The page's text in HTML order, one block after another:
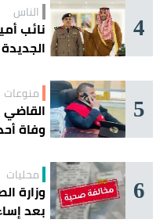
4 الناس
نائب
5 منوعات
وفاة
6 محليات
وزارة
بعد